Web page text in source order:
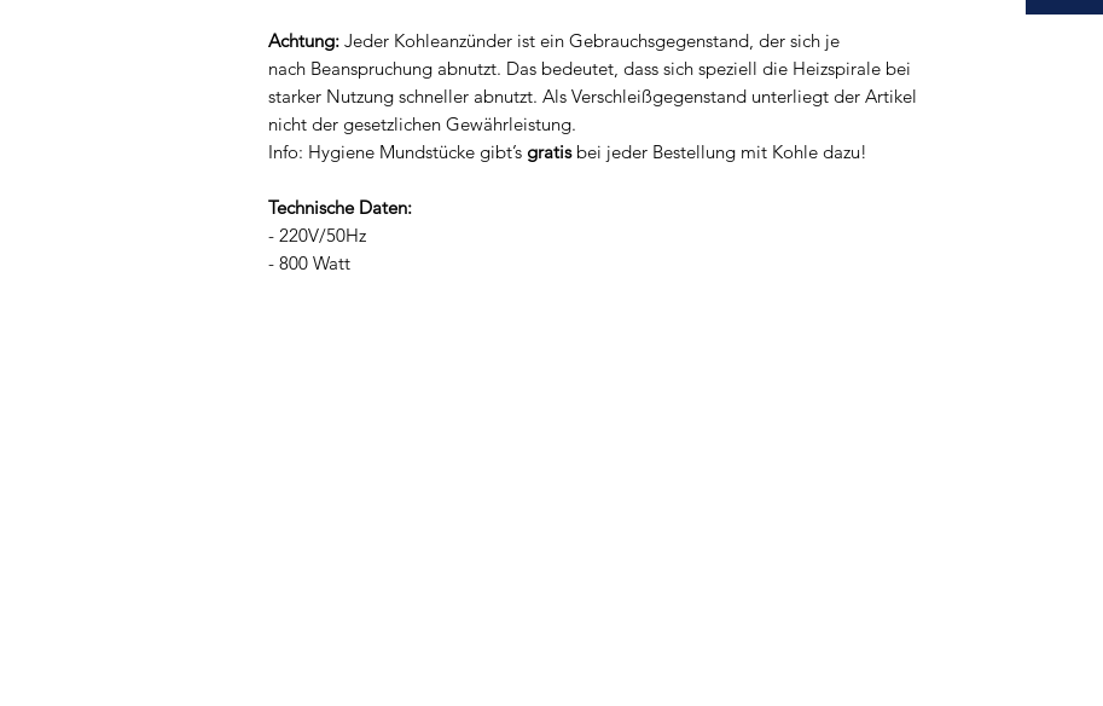
Achtung: Jeder Kohleanzünder ist ein Gebrauchsgegenstand, der sich je
nach Beanspruchung abnutzt. Das bedeutet, dass sich speziell die Heizspirale bei
starker Nutzung schneller abnutzt. Als Verschleißgegenstand unterliegt der Artikel
nicht der gesetzlichen Gewährleistung.
Info: Hygiene Mundstücke gibt’s gratisbei jeder Bestellung mit Kohle dazu!
Technische Daten:
- 220V/50Hz
- 800 Watt